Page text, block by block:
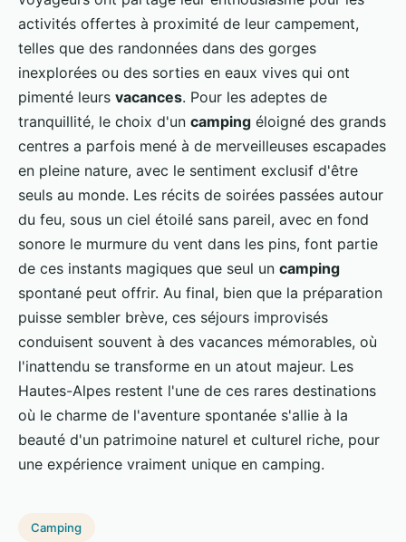
activités offertes à proximité de leur campement,
telles que des randonnées dans des gorges
inexplorées ou des sorties en eaux vives qui ont
pimenté leurs vacances. Pour les adeptes de
tranquillité, le choix d'un camping éloigné des grands
centres a parfois mené à de merveilleuses escapades
en pleine nature, avec le sentiment exclusif d'être
seuls au monde. Les récits de soirées passées autour
du feu, sous un ciel étoilé sans pareil, avec en fond
sonore le murmure du vent dans les pins, font partie
de ces instants magiques que seul un camping
spontané peut offrir. Au final, bien que la préparation
puisse sembler brève, ces séjours improvisés
conduisent souvent à des vacances mémorables, où
l'inattendu se transforme en un atout majeur. Les
Hautes-Alpes restent l'une de ces rares destinations
où le charme de l'aventure spontanée s'allie à la
beauté d'un patrimoine naturel et culturel riche, pour
une expérience vraiment unique en camping.
Camping